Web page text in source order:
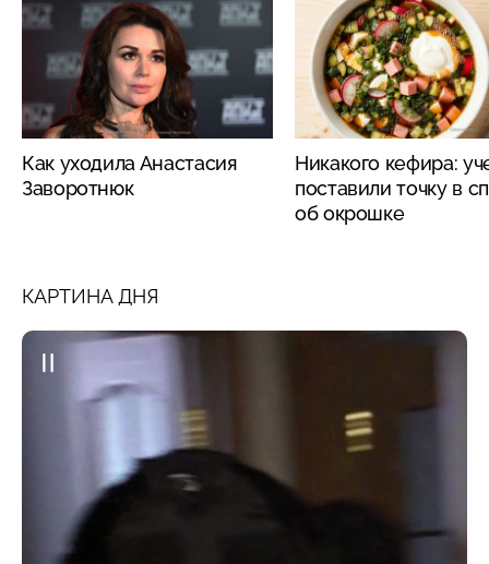
Как уходила Анастасия
Заворотнюк
Никакого кефира:
поставили точку в
об окрошке
КАРТИНА ДНЯ